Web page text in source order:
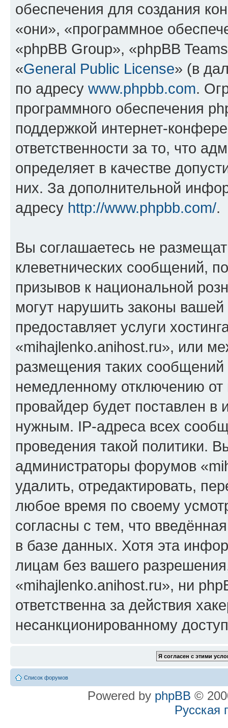
обеспечения для создания
«они», «программное
«phpBB Group», «phpBB
«General Public License» (в
по адресу www.phpbb.com.
программного обеспечения
поддержкой интернет-
ответственности за то, что
определяет в качестве
них. За дополнительной
адресу http://www.phpbb.com/.
Вы соглашаетесь не
клеветнических сообщений,
призывов к национальной
могут нарушить законы
предоставляет услуги
«mihajlenko.anihost.ru», или
размещения таких
немедленному отключению
провайдер будет поставлен в
нужным. IP-адреса всех
проведения такой политики.
администраторы форумов
удалить, отредактировать,
любое время по своему
согласны с тем, что
в базе данных. Хотя эта
лицам без вашего
«mihajlenko.anihost.ru», ни
ответственна за действия
несанкционированному
Список форумов
Powered by phpBB ©
Русская